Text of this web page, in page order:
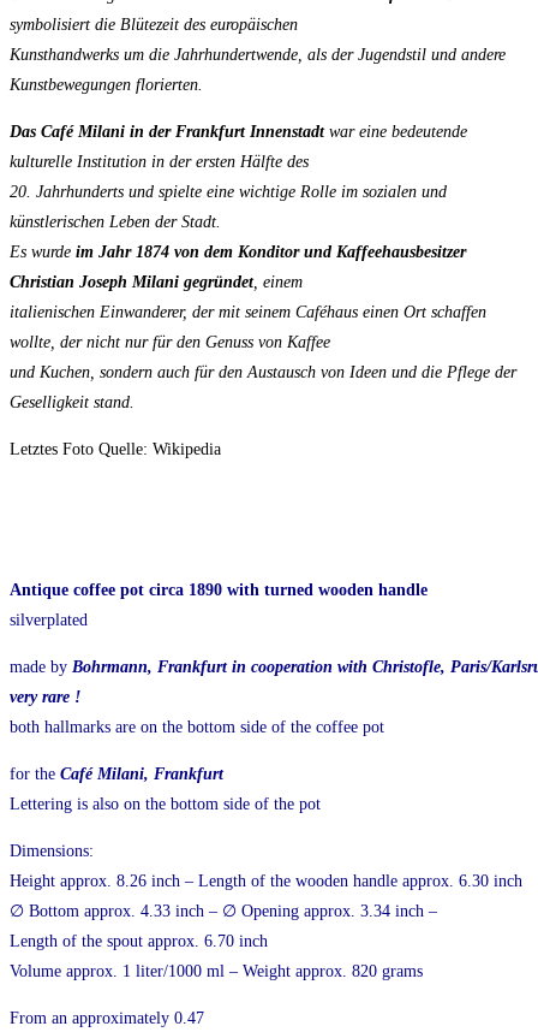
symbolisiert die Blütezeit des europäischen
Kunsthandwerks um die Jahrhundertwende, als der Jugendstil und andere
Kunstbewegungen florierten.
Das Café Milani in der Frankfurt Innenstadtwar eine bedeutende
kulturelle Institution in der ersten Hälfte des
20. Jahrhunderts und spielte eine wichtige Rolle im sozialen und
künstlerischen Leben der Stadt.
Es wurde im Jahr 1874 von dem Konditor und Kaffeehausbesitzer
Christian Joseph Milani gegründet, einem
italienischen Einwanderer, der mit seinem Caféhaus einen Ort schaffen
wollte, der nicht nur für den Genuss von Kaffee
und Kuchen, sondern auch für den Austausch von Ideen und die Pflege der
Geselligkeit stand.
Letztes Foto Quelle: Wikipedia
Antique coffee pot circa 1890 with turned wooden handle
silverplated
made by Bohrmann, Frankfurt in cooperation with Christofle, Paris/
very rare !
both hallmarks are on the bottom side of the coffee pot
for the Café Milani, Frankfurt
Lettering is also on the bottom side of the pot
Dimensions:
Height approx. 8.26 inch – Length of the wooden handle approx. 6.30 inch
∅ Bottom approx. 4.33 inch – ∅ Opening approx. 3.34 inch –
Length of the spout approx. 6.70 inch
Volume approx. 1 liter/1000 ml – Weight approx. 820 grams
From an approximately 0.47